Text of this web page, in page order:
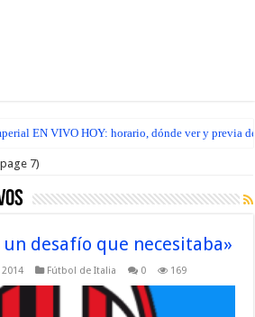
EN VIVO HOY: horario, dónde ver y previa
7)
un desafío que necesitaba»
Fútbol de Italia 0 169